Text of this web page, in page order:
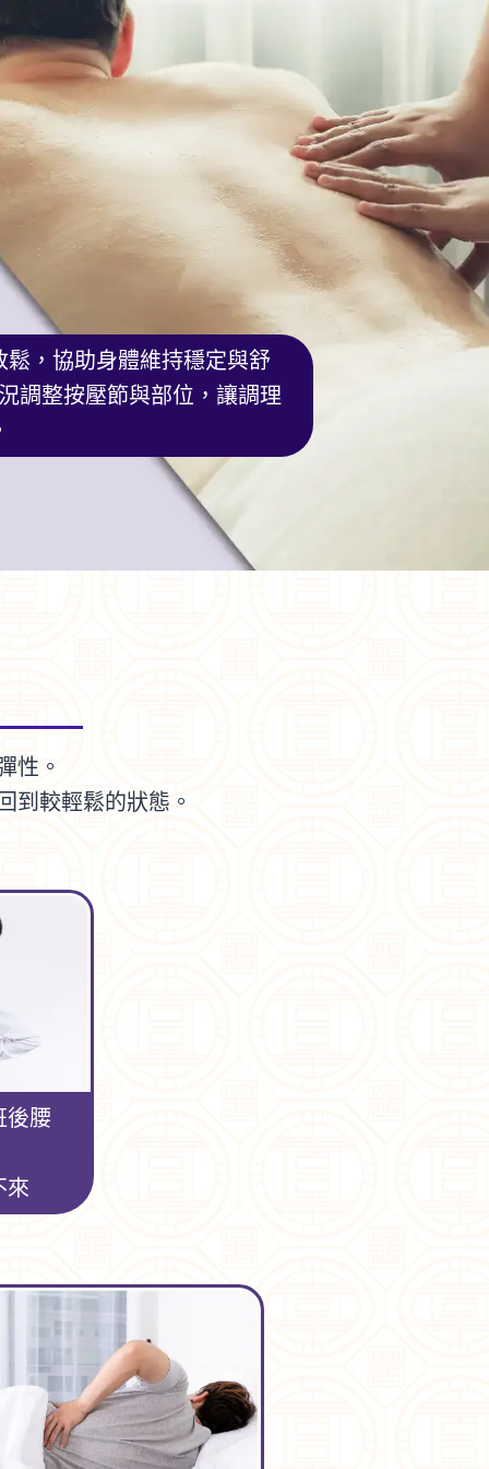
，協助身體維持穩定與舒
調整按壓節與部位，讓調理
性。
到較輕鬆的狀態。
後腰
來